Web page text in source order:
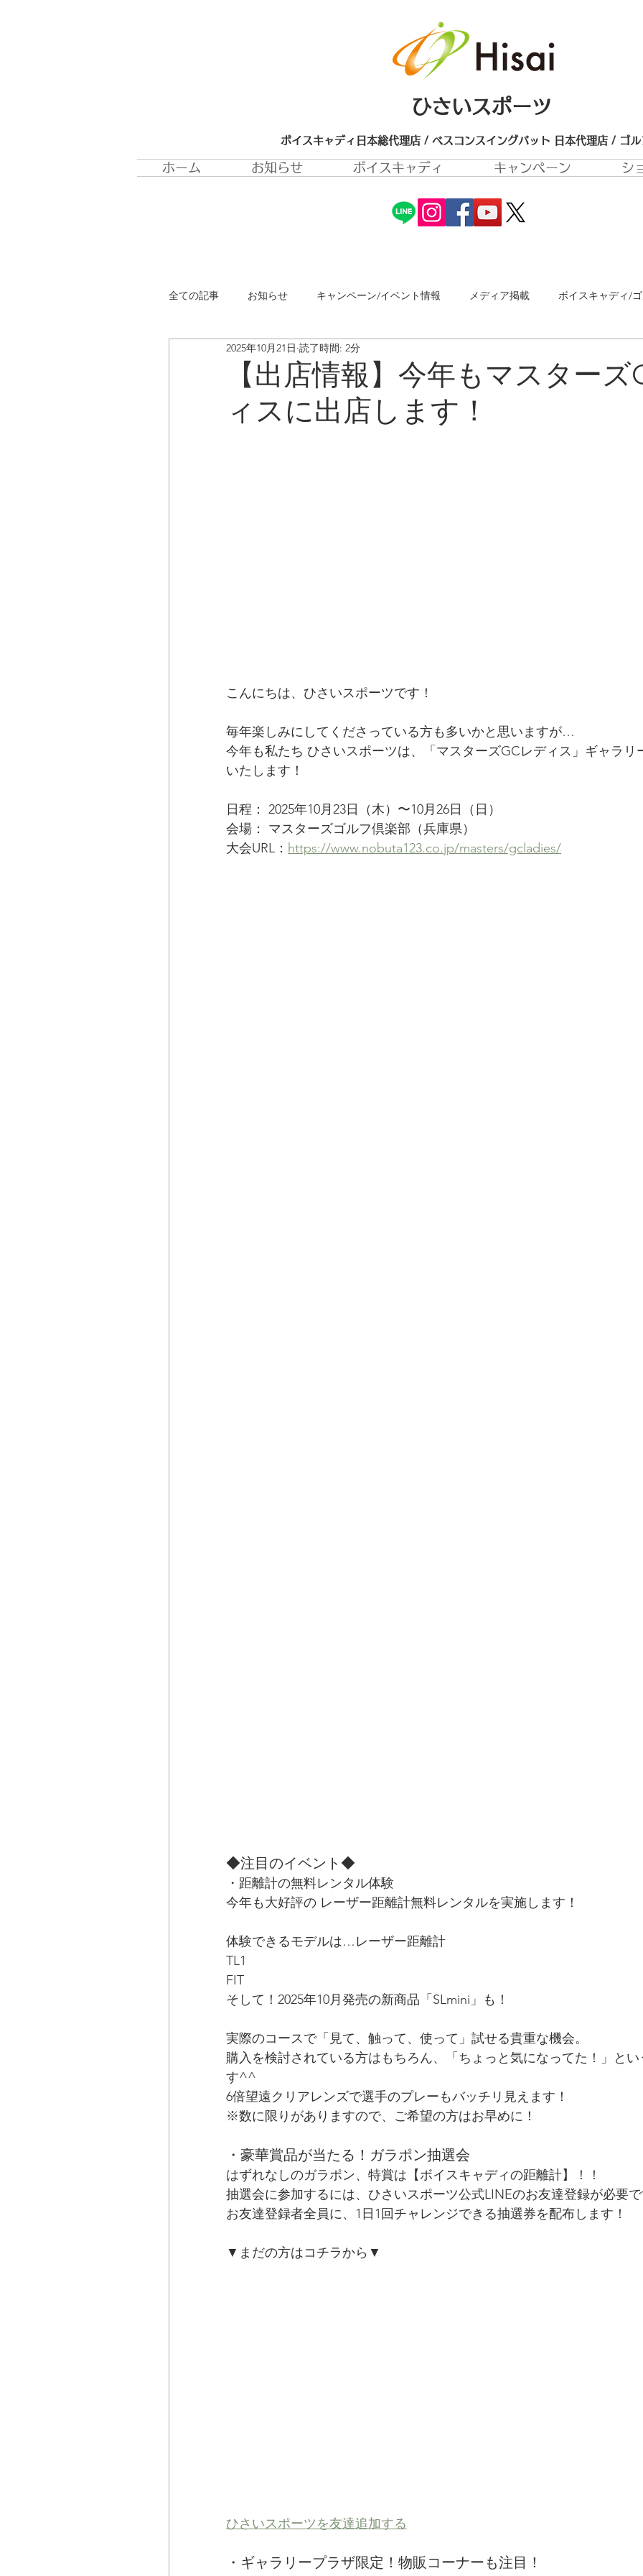
ひさいスポーツ
ボイスキャディ日本総代理店 / ベスコンスイングバット 日本代理店​ / ゴル
ホーム お知らせ ボイスキャディ キャンペーン シ
全ての記事 お知らせ キャンペーン/イベント情報 メディア掲載 ボイスキャディ/
ボイスキャディ/アップデート情報
お客様の声 コラム
【出店情報】今年もマスター
ィスに出店します！
2025年10月21日 読了時間: 2分
こんにちは、ひさいスポーツです！
毎年楽しみにしてくださっている方も多いかと思いますが…
今年も私たち ひさいスポーツは、「マスターズGCレディス」ギャラリ
いたします！
日程： 2025年10月23日（木）〜10月26日（日）
会場： マスターズゴルフ倶楽部（兵庫県）
大会URL： https://www.nobuta123.co.jp/masters/gcladies/
◆注目のイベント◆
・距離計の無料レンタル体験
今年も大好評の レーザー距離計無料レンタルを実施します！
体験できるモデルは…レーザー距離計
TL1
FIT
そして！2025年10月発売の新商品「SLmini」も！
実際のコースで「見て、触って、使って」試せる貴重な機会。
購入を検討されている方はもちろん、「ちょっと気になってた！」と
す^^
6倍望遠クリアレンズで選手のプレーもバッチリ見えます！
※数に限りがありますので、ご希望の方はお早めに！
・豪華賞品が当たる！ガラポン抽選会
はずれなしのガラポン、特賞は【ボイスキャディの距離計】！！
抽選会に参加するには、ひさいスポーツ公式LINEのお友達登録が必要で
お友達登録者全員に、1日1回チャレンジできる抽選券を配布します！
▼まだの方はコチラから▼
ひさいスポーツを友達追加する
・ギャラリープラザ限定！物販コーナーも注目！